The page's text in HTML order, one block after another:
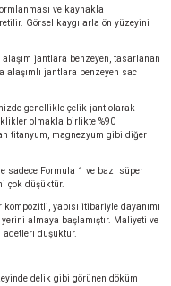
ve kaynakla
Görsel kaygılarla ön yüzeyini
jantlara benzeyen, tasarlanan
alaşımlı jantlara benzeyen sac
genellikle çelik jant olarak
olmakla birlikte %90
titanyum, magnezyum gibi diğer
sadece Formula 1 ve bazı süper
çok düşüktür.
yapısı itibariyle dayanımı
almaya başlamıştır. Maliyeti ve
adetleri düşüktür.
delik gibi görünen döküm